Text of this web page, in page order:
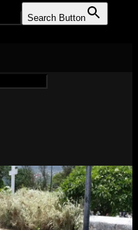
Search Button